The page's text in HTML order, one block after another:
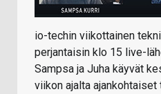
io-techin viikottainen
perjantaisin klo 15 live-
Sampsa ja Juha käyvät
viikon ajalta